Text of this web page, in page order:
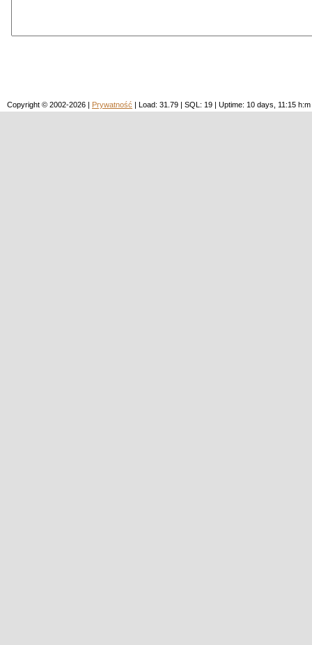
Copyright © 2002-2026 | Prywatność | Load: 31.79 | SQL: 19 | Uptime: 10 days, 11:15